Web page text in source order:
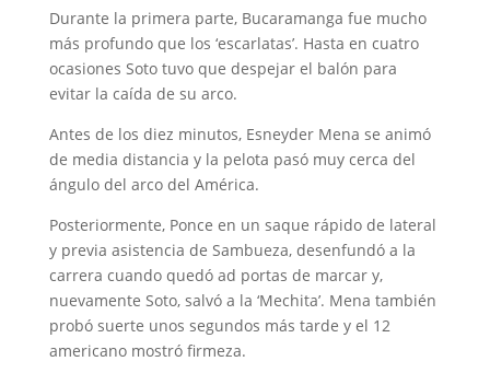
Durante la primera parte, Bucaramanga fue mucho
más profundo que los ‘escarlatas’. Hasta en cuatro
ocasiones Soto tuvo que despejar el balón para
evitar la caída de su arco.
Antes de los diez minutos, Esneyder Mena se animó
de media distancia y la pelota pasó muy cerca del
ángulo del arco del América.
Posteriormente, Ponce en un saque rápido de lateral
y previa asistencia de Sambueza, desenfundó a la
carrera cuando quedó ad portas de marcar y,
nuevamente Soto, salvó a la ‘Mechita’. Mena también
probó suerte unos segundos más tarde y el 12
americano mostró firmeza.